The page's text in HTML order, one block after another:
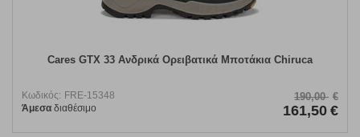
Cares GTX 33 Ανδρικά Ορειβατικά Μποτάκια Chiruca
Κωδικός: FRE-15348
Άμεσα διαθέσιμο
190,00 €
161,50 €